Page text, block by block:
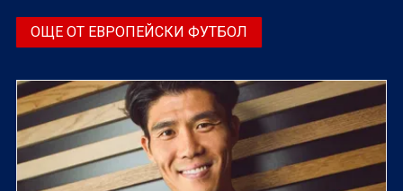
ОЩЕ ОТ ЕВРОПЕЙСКИ ФУТБОЛ